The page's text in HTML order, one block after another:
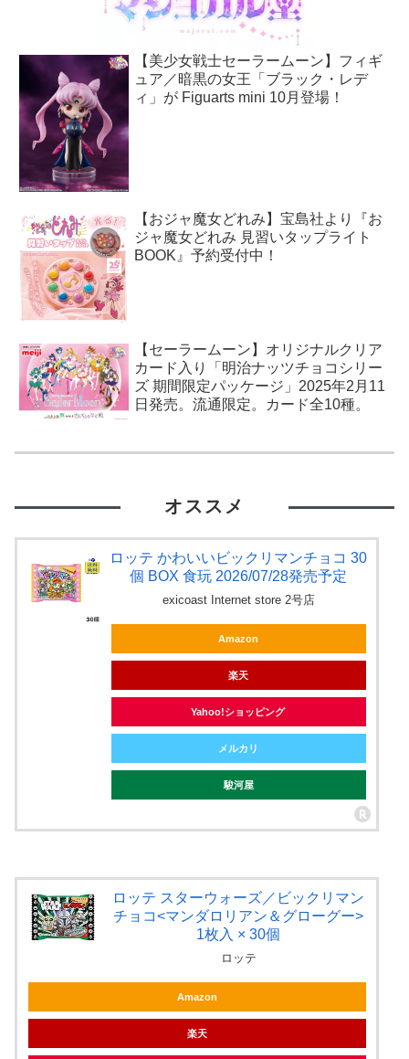
【美少女戦士セーラームーン】フィギ
ュア／暗黒の女王「ブラック・レデ
ィ」が Figuarts mini 10月登場！
【おジャ魔女どれみ】宝島社より『お
ジャ魔女どれみ 見習いタップライト
BOOK』予約受付中！
【セーラームーン】オリジナルクリア
カード入り「明治ナッツチョコシリー
ズ 期間限定パッケージ」2025年2月11
日発売。流通限定。カード全10種。
オススメ
ロッテ かわいいビックリマンチョコ 30
個 BOX 食玩 2026/07/28発売予定
exicoast Internet store 2号店
Amazon
楽天
Yahoo!ショッピング
メルカリ
駿河屋
ロッテ スターウォーズ／ビックリマン
チョコ<マンダロリアン＆グローグー>
1枚入 × 30個
ロッテ
Amazon
楽天